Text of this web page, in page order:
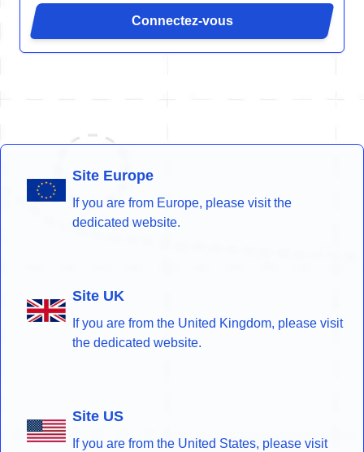
Connectez-vous
Site Europe
If you are from Europe, please visit the
dedicated website.
Site UK
If you are from the United Kingdom, please visit
the dedicated website.
Site US
If you are from the United States, please visit